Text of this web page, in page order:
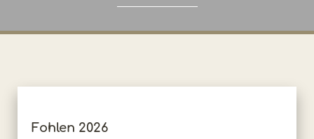
Fohlen 2026